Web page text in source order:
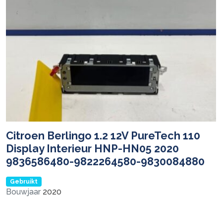
Citroen Berlingo 1.2 12V PureTech 110
Display Interieur HNP-HN05 2020
9836586480-9822264580-9830084880
Gebruikt
Bouwjaar 2020